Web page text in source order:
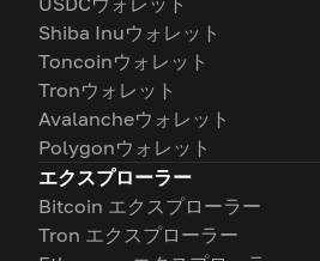
Shiba Inuウォレット
Toncoinウォレット
Tronウォレット
Avalancheウォレット
Polygonウォレット
エクスプローラー
Bitcoin エクスプローラー
Tron エクスプローラー